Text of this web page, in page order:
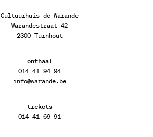
Cultuurhuis de Warande
Warandestraat 42
2300 Turnhout
onthaal
014 41 94 94
info@warande.be
tickets
014 41 69 91